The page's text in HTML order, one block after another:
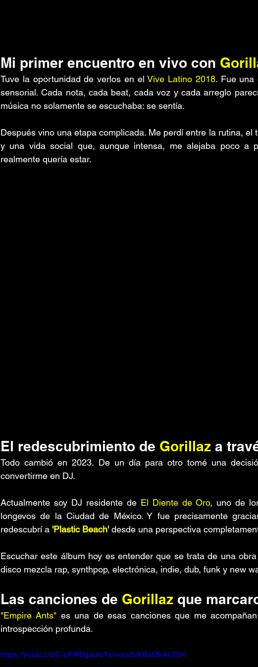
Mi primer encuentro en vivo con
Tuve la oportunidad de verlos en el Vive Latino 2018. Fue una
sensorial. Cada nota, cada beat, cada voz y cada arreglo
música no solamente se escuchaba: se sentía.
Después vino una etapa complicada. Me perdí entre la rutina, el
y una vida social que, aunque intensa, me alejaba poco a
realmente quería estar.
El redescubrimiento de Gorillaz a
Todo cambió en 2023. De un día para otro tomé una
convertirme en DJ.
Actualmente soy DJ residente de El Diente de Oro, uno de
longevos de la Ciudad de México. Y fue precisamente
redescubrí a 'Plastic Beach' desde una perspectiva
Escuchar este álbum hoy es entender que se trata de una
disco mezcla rap, synthpop, electrónica, indie, dub, funk y new
Las canciones de Gorillaz que
"Empire Ants" es una de esas canciones que me
introspección profunda.
https://youtu.be/C-yP9f0gadU?si=rasItJKBxMkAL054